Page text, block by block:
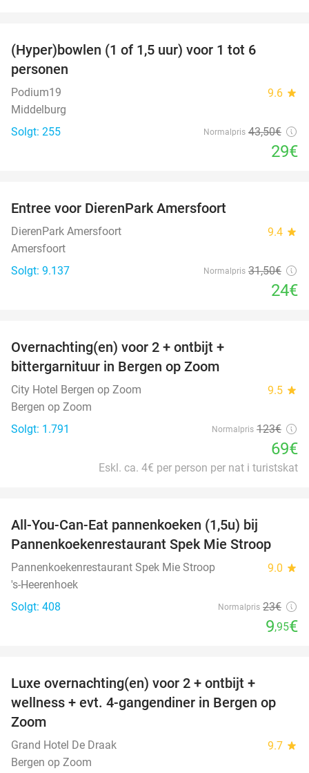
(Hyper)bowlen (1 of 1,5 uur) voor 1 tot 6
personen
Podium19 9.6 star
Middelburg
Solgt: 255
Normalpris 43,50€
29€
Entree voor DierenPark Amersfoort
DierenPark Amersfoort 9.4 star
Amersfoort
Solgt: 9.137
Normalpris 31,50€
24€
Overnachting(en) voor 2 + ontbijt +
bittergarnituur in Bergen op Zoom
City Hotel Bergen op Zoom 9.5 star
Bergen op Zoom
Solgt: 1.791
Normalpris 123€
69€
Eskl. ca. 4€ per person per nat i turistskat
All-You-Can-Eat pannenkoeken (1,5u) bij
Pannenkoekenrestaurant Spek Mie Stroop
Pannenkoekenrestaurant Spek Mie Stroop 9.0 star
's-Heerenhoek
Solgt: 408
Normalpris 23€
9,95€
Luxe overnachting(en) voor 2 + ontbijt +
wellness + evt. 4-gangendiner in Bergen op
Zoom
Grand Hotel De Draak 9.7 star
Bergen op Zoom